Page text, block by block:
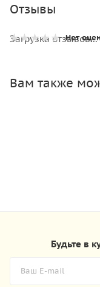
Отзывы
Нет
Загрузка отзывов...
Вам также
Будьте в